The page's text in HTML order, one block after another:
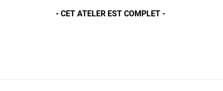
- CET ATELER EST COMPLET -